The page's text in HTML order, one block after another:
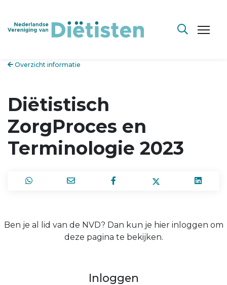
Overzicht informatie
Diëtistisch
ZorgProces en
Terminologie 2023
Ben je al lid van de NVD? Dan kun je hier inloggen om
deze pagina te bekijken.
Inloggen